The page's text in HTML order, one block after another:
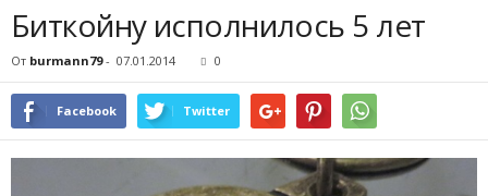
Биткойну исполнилось 5 лет
От burmann79- 07.01.2014 0
Facebook Twitter